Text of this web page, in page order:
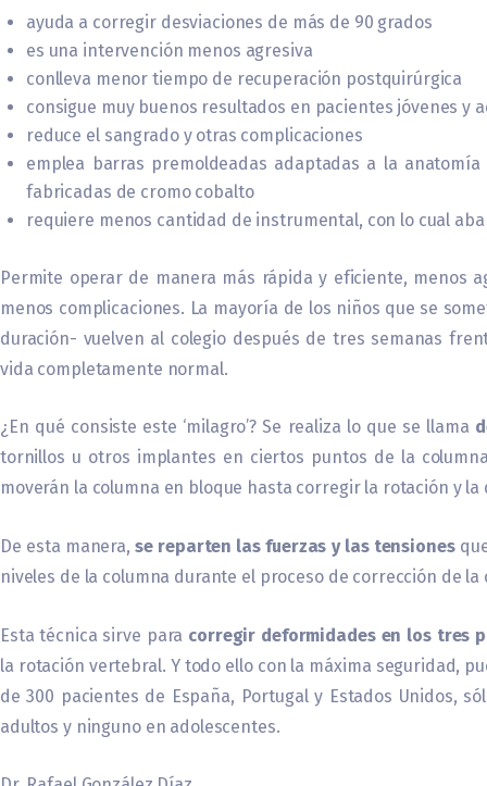
ayuda a corregir desviaciones de más de 90 grados
es una intervención menos agresiva
conlleva menor tiempo de recuperación postquirúrgica
consigue muy buenos resultados en pacientes jóvenes y
reduce el sangrado y otras complicaciones
emplea barras premoldeadas adaptadas a la
fabricadas de cromo cobalto
requiere menos cantidad de instrumental, con lo cual
Permite operar de manera más rápida y eficiente, menos
menos complicaciones. La mayoría de los niños que se
duración- vuelven al colegio después de tres semanas
vida completamente normal.
¿En qué consiste este ‘milagro’? Se realiza lo que se llama
tornillos u otros implantes en ciertos puntos de la
moverán la columna en bloque hasta corregir la rotación y
De esta manera,se reparten las fuerzas y las tensiones
niveles de la columna durante el proceso de corrección de la
Esta técnica sirve para corregir deformidades en los tres
la rotación vertebral. Y todo ello con la máxima seguridad,
de 300 pacientes de España, Portugal y Estados Unidos,
adultos y ninguno en adolescentes.